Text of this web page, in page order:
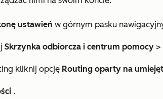
ustawień w górnym pasku
Skrzynka odbiorcza i centrum pomocy >
kliknij opcję Routing oparty na
.